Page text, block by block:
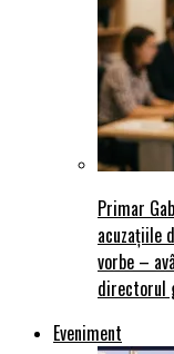
Primar
acuzațiile
vorbe –
directorul
Eveniment